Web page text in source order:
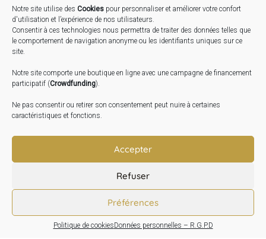
Notre site utilise des Cookies pour personnaliser et améliorer votre confort
d'utilisation et l’expérience de nos utilisateurs.
Consentir à ces technologies nous permettra de traiter des données telles que
le comportement de navigation anonyme ou les identifiants uniques sur ce
site.
Notre site comporte une boutique en ligne avec une campagne de financement
participatif (Crowdfunding).
Ne pas consentir ou retirer son consentement peut nuire à certaines
caractéristiques et fonctions.
Accepter
Refuser
Préférences
Politique de cookiesDonnées personnelles – R.G.P.D
STAGES …
Expo « Mesures de lumière » du 19 Sept au 29 Nov.
Inauguration de la Grange : Le 17 Oct. 2026
Atelier Image : L’art au service de la santé mentale –
10 Oct. 2026